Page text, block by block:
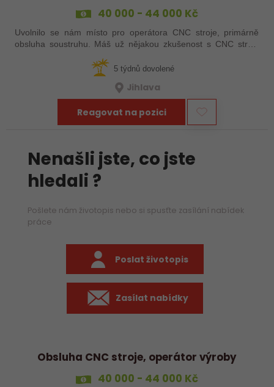
40 000 - 44 000 Kč
Uvolnilo se nám místo pro operátora CNC stroje, primárně
obsluha soustruhu. Máš už nějakou zkušenost s CNC stroji,
pošli životopis. Rádi…
5 týdnů dovolené
Jihlava
Reagovat na pozici
Nenašli jste, co jste
hledali ?
Pošlete nám životopis nebo si spusťte zasílání nabídek
práce
Poslat životopis
Zasílat nabídky
Obsluha CNC stroje, operátor výroby
40 000 - 44 000 Kč